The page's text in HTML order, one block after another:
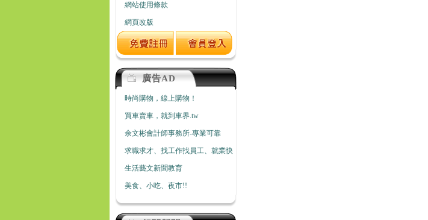
網站使用條款
網頁改版
廣告AD
時尚購物，線上購物！
買車賣車，就到車界.tw
余文彬會計師事務所-專業可靠
求職求才、找工作找員工、就業快
生活藝文新聞教育
美食、小吃、夜市!!